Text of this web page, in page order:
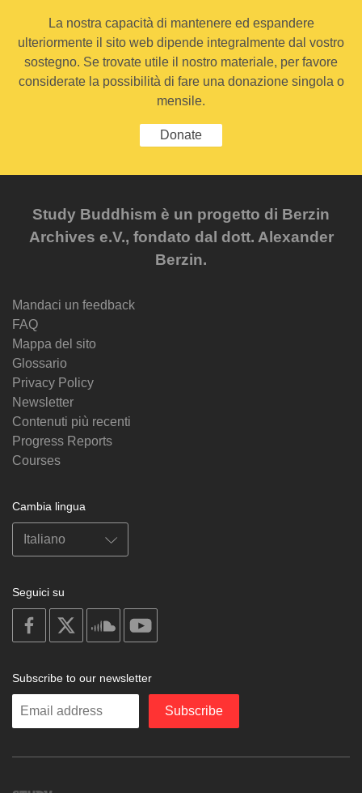
La nostra capacità di mantenere ed espandere
ulteriormente il sito web dipende integralmente dal vostro
sostegno. Se trovate utile il nostro materiale, per favore
considerate la possibilità di fare una donazione singola o
mensile.
Donate
Study Buddhism è un progetto di Berzin
Archives e.V., fondato dal dott. Alexander
Berzin.
Mandaci un feedback
FAQ
Mappa del sito
Glossario
Privacy Policy
Newsletter
Contenuti più recenti
Progress Reports
Courses
Cambia lingua
Seguici su
on
facebook
soundcloud
Subscribe to our newsletter
Enter
Subscribe